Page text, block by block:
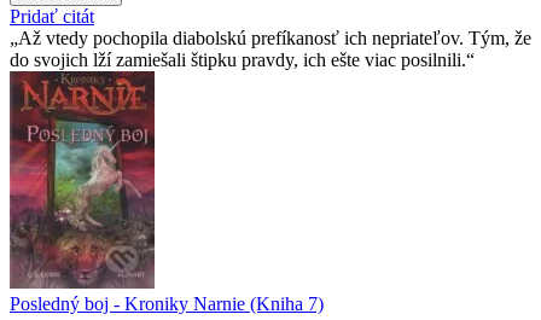
Pridať citát
Až vtedy pochopila diabolskú prefíkanosť ich nepriateľov. Tým, že
do svojich lží zamiešali štipku pravdy, ich ešte viac posilnili.
Posledný boj - Kroniky Narnie (Kniha 7)